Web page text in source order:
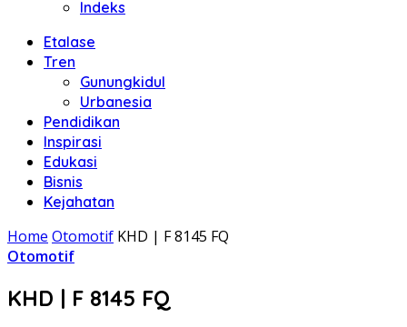
Indeks
Etalase
Tren
Gunungkidul
Urbanesia
Pendidikan
Inspirasi
Edukasi
Bisnis
Kejahatan
Home Otomotif KHD | F 8145 FQ
Otomotif
KHD | F 8145 FQ